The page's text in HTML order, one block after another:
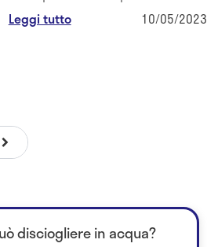
nell'aumentare i livelli di
Leggi tutto 10/05/2023
disciogliere in acqua?